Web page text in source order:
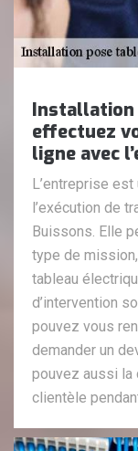
Installation
effectuez
ligne avec
L’entreprise
l’exécution de
Buissons. Elle
type de
tableau
d’intervention
pouvez vous
demander un
pouvez aussi la
clientèle